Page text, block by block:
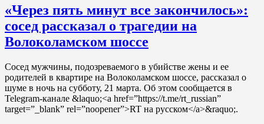
«Через пять минут все закончилось»:
сосед рассказал о трагедии на
Волоколамском шоссе
Сосед мужчины, подозреваемого в убийстве жены и ее
родителей в квартире на Волоколамском шоссе, рассказал о
шуме в ночь на субботу, 21 марта. Об этом сообщается в
Telegram-канале &laquo;<a href=”https://t.me/rt_russian”
target=”_blank” rel=”noopener”>RT на русском</a>&raquo;.